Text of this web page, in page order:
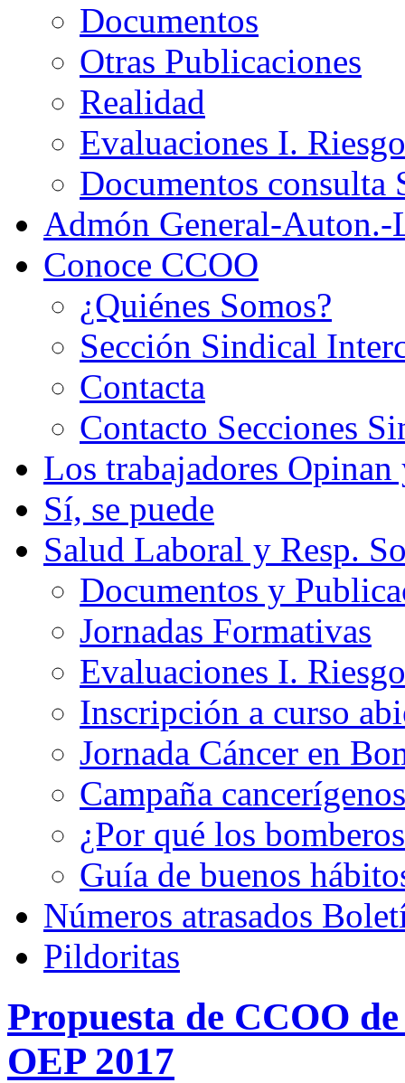
Documentos
Otras Publicaciones
Realidad
Evaluaciones I.
Documentos consulta
Admón General-Auton.-
Conoce CCOO
¿Quiénes Somos?
Sección Sindical
Contacta
Contacto Secciones
Los trabajadores Opinan
Sí, se puede
Salud Laboral y Resp.
Documentos y
Jornadas Formativas
Evaluaciones I.
Inscripción a curso
Jornada Cáncer en
Campaña
¿Por qué los
Guía de buenos
Números atrasados
Pildoritas
Propuesta de CCOO
OEP 2017